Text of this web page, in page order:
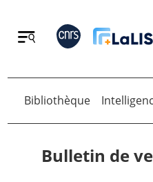
Retour
Bibliothèque
Bulletin de